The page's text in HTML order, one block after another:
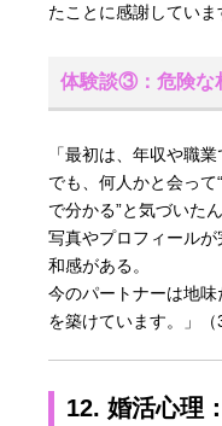
たことに感謝していま
体験談③：危険な
「最初は、年収や職
でも、何人かと会っ
で分かる”と気づいたん
写真やプロフィール
和感がある。
今のパートナーは地
を築けています。」（
12. 婚活心理